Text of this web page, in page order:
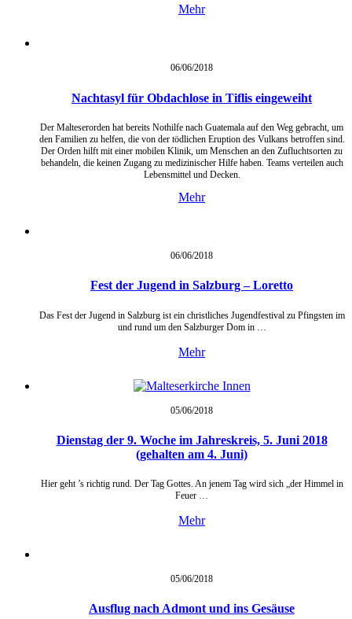
Mehr
06/06/2018
Nachtasyl für Obdachlose in Tiflis eingeweiht
Der Malteserorden hat bereits Nothilfe nach Guatemala auf den Weg gebracht, um
den Familien zu helfen, die von der tödlichen Eruption des Vulkans betroffen sind.
Der Orden hilft mit einer mobilen Klinik, um Menschen an den Zufluchtsorten zu
behandeln, die keinen Zugang zu medizinischer Hilfe haben. Teams verteilen auch
Lebensmittel und Decken.
Mehr
06/06/2018
Fest der Jugend in Salzburg – Loretto
Das Fest der Jugend in Salzburg ist ein christliches Jugendfestival zu Pfingsten im
und rund um den Salzburger Dom in …
Mehr
05/06/2018
Dienstag der 9. Woche im Jahreskreis, 5. Juni 2018
(gehalten am 4. Juni)
Hier geht ’s richtig rund. Der Tag Gottes. An jenem Tag wird sich „der Himmel in
Feuer …
Mehr
05/06/2018
Ausflug nach Admont und ins Gesäuse